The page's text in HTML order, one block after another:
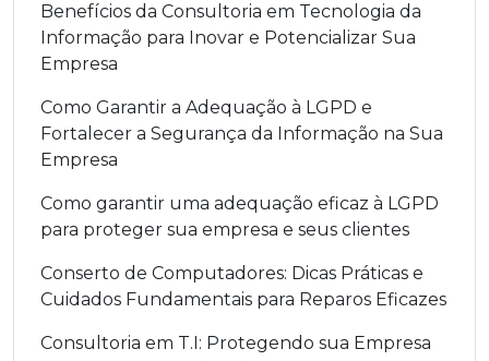
Benefícios da Consultoria em Tecnologia da
Informação para Inovar e Potencializar Sua
Empresa
Como Garantir a Adequação à LGPD e
Fortalecer a Segurança da Informação na Sua
Empresa
Como garantir uma adequação eficaz à LGPD
para proteger sua empresa e seus clientes
Conserto de Computadores: Dicas Práticas e
Cuidados Fundamentais para Reparos Eficazes
Consultoria em T.I: Protegendo sua Empresa